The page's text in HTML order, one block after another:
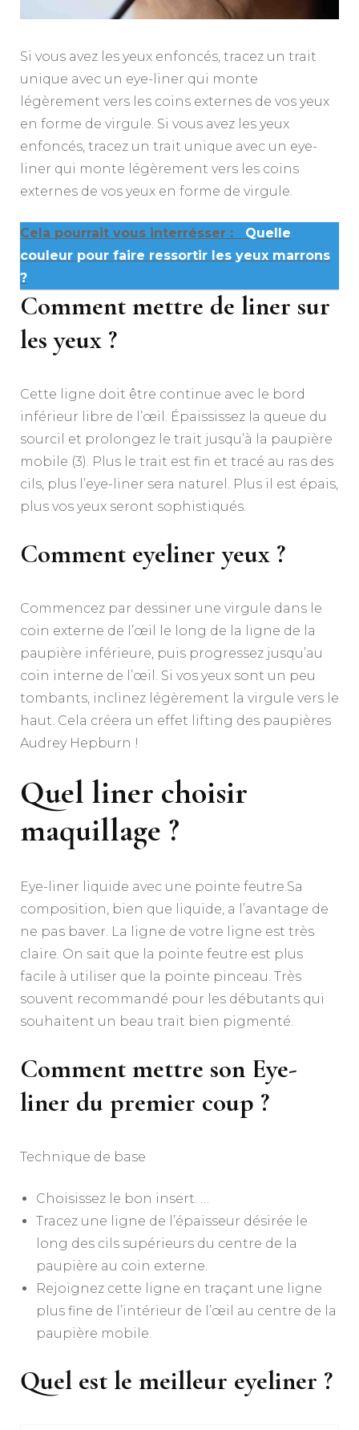
Si vous avez les yeux enfoncés, tracez un trait
unique avec un eye-liner qui monte
légèrement vers les coins externes de vos yeux
en forme de virgule. Si vous avez les yeux
enfoncés, tracez un trait unique avec un eye-
liner qui monte légèrement vers les coins
externes de vos yeux en forme de virgule.
Cela pourrait vous interrésser :
Quelle
couleur pour faire ressortir les yeux marrons
?
Comment mettre de liner sur
les yeux ?
Cette ligne doit être continue avec le bord
inférieur libre de l’œil. Épaississez la queue du
sourcil et prolongez le trait jusqu’à la paupière
mobile (3). Plus le trait est fin et tracé au ras des
cils, plus l’eye-liner sera naturel. Plus il est épais,
plus vos yeux seront sophistiqués.
Comment eyeliner yeux ?
Commencez par dessiner une virgule dans le
coin externe de l’œil le long de la ligne de la
paupière inférieure, puis progressez jusqu’au
coin interne de l’œil. Si vos yeux sont un peu
tombants, inclinez légèrement la virgule vers le
haut. Cela créera un effet lifting des paupières
Audrey Hepburn !
Quel liner choisir
maquillage ?
Eye-liner liquide avec une pointe feutre.Sa
composition, bien que liquide, a l’avantage de
ne pas baver. La ligne de votre ligne est très
claire. On sait que la pointe feutre est plus
facile à utiliser que la pointe pinceau. Très
souvent recommandé pour les débutants qui
souhaitent un beau trait bien pigmenté.
Comment mettre son Eye-
liner du premier coup ?
Technique de base
Choisissez le bon insert. …
Tracez une ligne de l’épaisseur désirée le
long des cils supérieurs du centre de la
paupière au coin externe.
Rejoignez cette ligne en traçant une ligne
plus fine de l’intérieur de l’œil au centre de la
paupière mobile.
Quel est le meilleur eyeliner ?